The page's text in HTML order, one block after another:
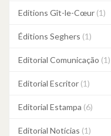
Editions Gît-le-Cœur (1)
Éditions Seghers (1)
Editorial Comunicação (1)
Editorial Escritor (1)
Editorial Estampa (6)
Editorial Notícias (1)